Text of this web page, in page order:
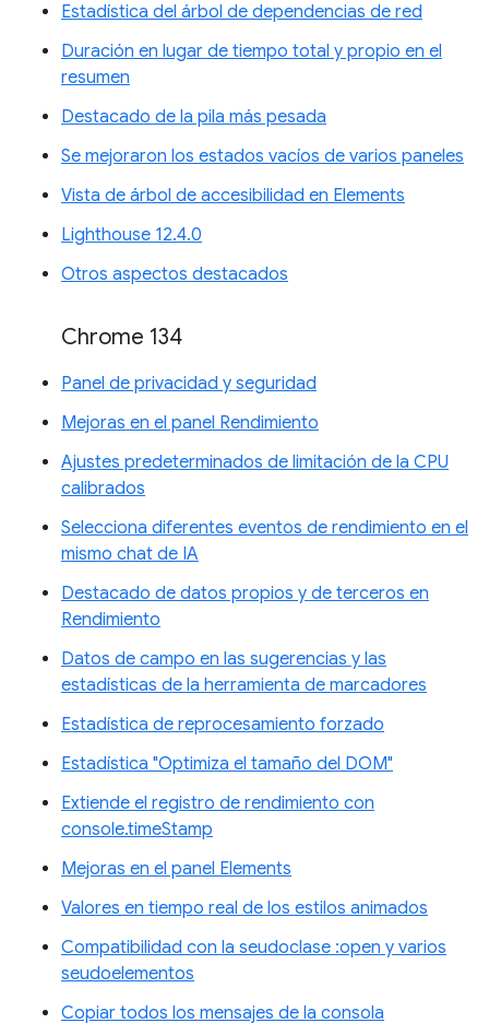
Estadística del árbol de dependencias de red
Duración en lugar de tiempo total y propio en el
resumen
Destacado de la pila más pesada
Se mejoraron los estados vacíos de varios paneles
Vista de árbol de accesibilidad en Elements
Lighthouse 12.4.0
Otros aspectos destacados
Chrome 134
Panel de privacidad y seguridad
Mejoras en el panel Rendimiento
Ajustes predeterminados de limitación de la CPU
calibrados
Selecciona diferentes eventos de rendimiento en el
mismo chat de IA
Destacado de datos propios y de terceros en
Rendimiento
Datos de campo en las sugerencias y las
estadísticas de la herramienta de marcadores
Estadística de reprocesamiento forzado
Estadística "Optimiza el tamaño del DOM"
Extiende el registro de rendimiento con
console.timeStamp
Mejoras en el panel Elements
Valores en tiempo real de los estilos animados
Compatibilidad con la seudoclase :open y varios
seudoelementos
Copiar todos los mensajes de la consola